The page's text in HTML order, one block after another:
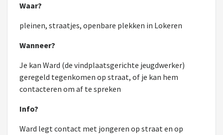
Waar?
pleinen, straatjes, openbare plekken in Lokeren
Wanneer?
Je kan Ward (de vindplaatsgerichte jeugdwerker)
geregeld tegenkomen op straat, of je kan hem
contacteren om af te spreken
Info?
Ward legt contact met jongeren op straat en op